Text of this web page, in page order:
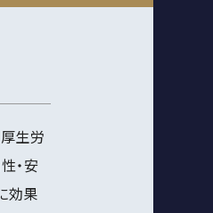
生労
・安
効果